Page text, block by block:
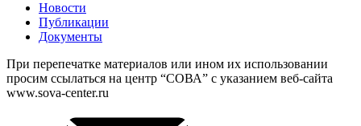
Новости
Публикации
Документы
При перепечатке материалов или ином их использовании
просим ссылаться на центр “СОВА” с указанием веб-сайта
www.sova-center.ru